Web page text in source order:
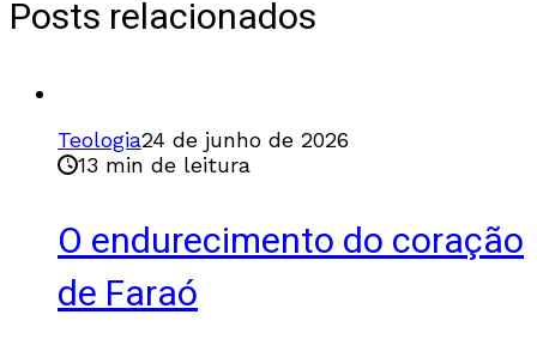
Posts relacionados
Teologia24 de junho de 2026
13 min de leitura
O endurecimento do coração
de Faraó